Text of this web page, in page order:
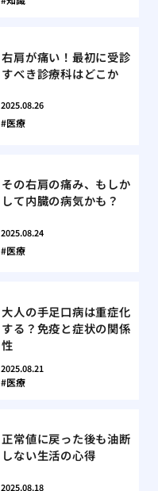
右肩が痛い！最初に受診
すべき診療科はどこか
2025.08.26
医療
その右肩の痛み、もしか
して内臓の病気かも？
2025.08.24
医療
大人の手足口病は重症化
する？免疫と症状の関係
性
2025.08.21
医療
正常値に戻った後も油断
しない生活の心得
2025.08.18